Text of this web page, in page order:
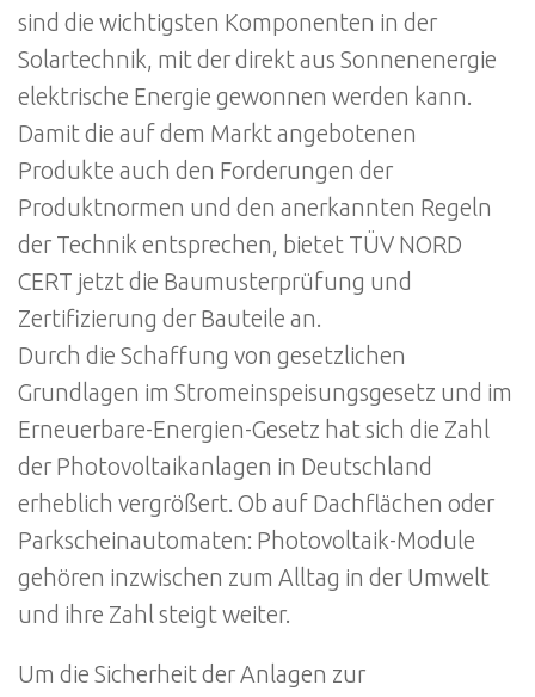
sind die wichtigsten Komponenten in der
Solartechnik, mit der direkt aus Sonnenenergie
elektrische Energie gewonnen werden kann.
Damit die auf dem Markt angebotenen
Produkte auch den Forderungen der
Produktnormen und den anerkannten Regeln
der Technik entsprechen, bietet TÜV NORD
CERT jetzt die Baumusterprüfung und
Zertifizierung der Bauteile an.
Durch die Schaffung von gesetzlichen
Grundlagen im Stromeinspeisungsgesetz und im
Erneuerbare-Energien-Gesetz hat sich die Zahl
der Photovoltaikanlagen in Deutschland
erheblich vergrößert. Ob auf Dachflächen oder
Parkscheinautomaten: Photovoltaik-Module
gehören inzwischen zum Alltag in der Umwelt
und ihre Zahl steigt weiter.
Um die Sicherheit der Anlagen zur